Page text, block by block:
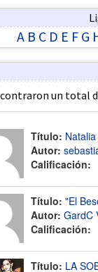
A B C D E F G
un total
Título:
Autor:
Calificación:
Título: "El
Autor: GardC
Calificación:
Título: LA